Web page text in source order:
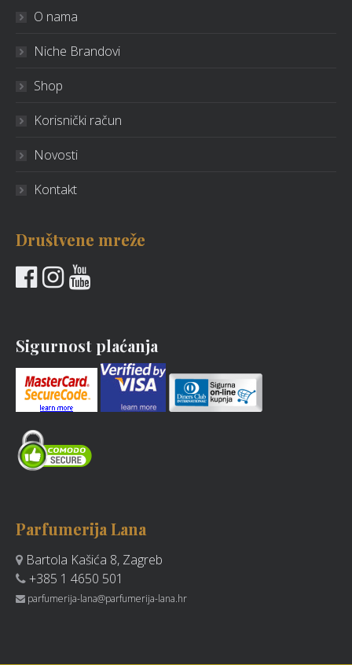
O nama
Niche Brandovi
Shop
Korisnički račun
Novosti
Kontakt
Društvene mreže
Sigurnost plaćanja
Parfumerija Lana
Bartola Kašića 8, Zagreb
+385 1 4650 501
parfumerija-lana@parfumerija-lana.hr